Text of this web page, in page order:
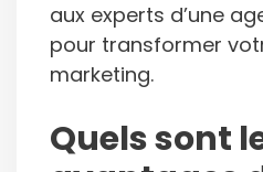
aux experts d’une
pour transformer
marketing.
Quels sont